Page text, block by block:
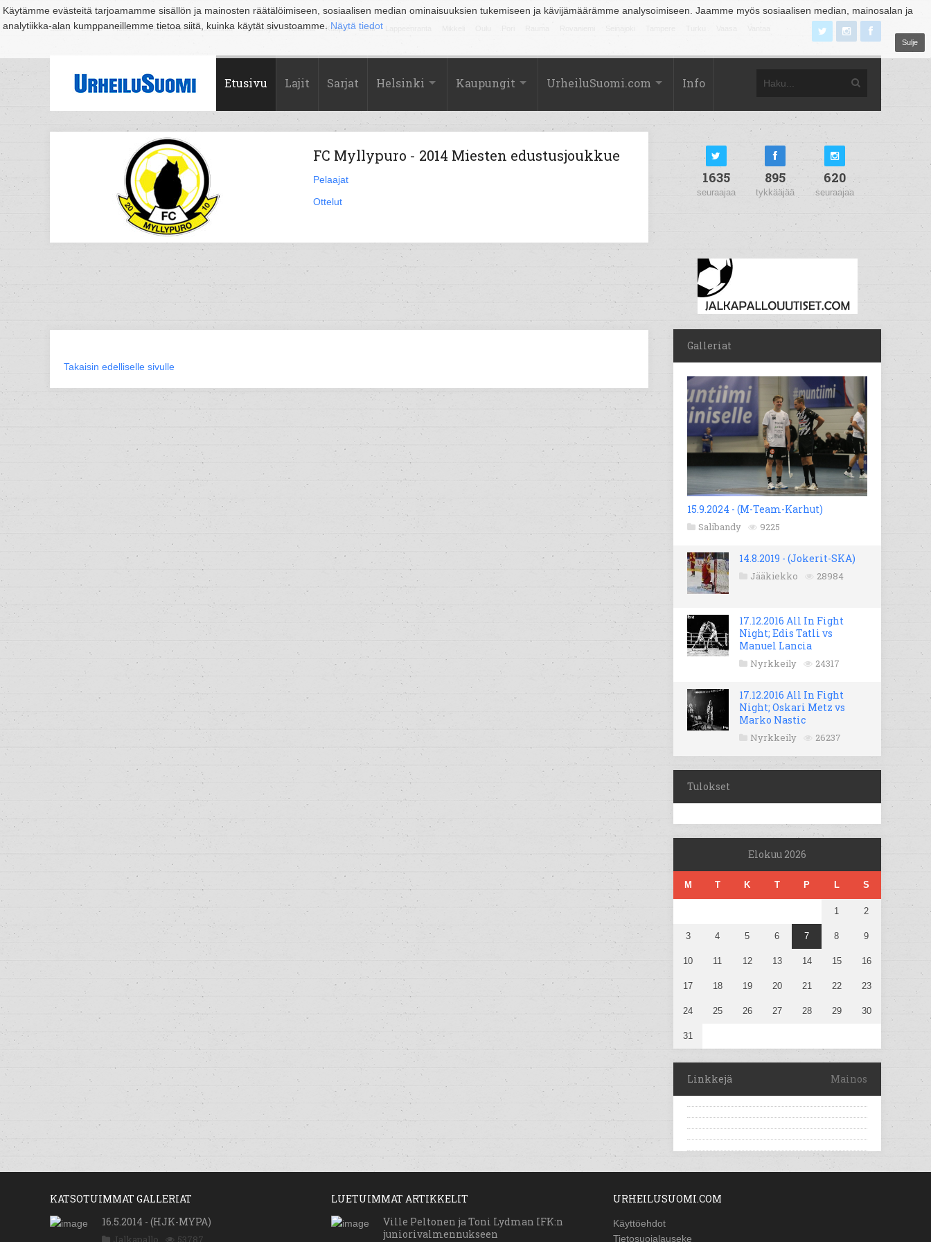
Käytämme evästeitä tarjoamamme sisällön ja mainosten räätälöimiseen, sosiaalisen median ominaisuuksien tukemiseen ja kävijämäärämme analysoimiseen. Jaamme myös sosiaalisen median, mainosalan ja
analytiikka-alan kumppaneillemme tietoa siitä, kuinka käytät sivustoamme. Näytä tiedot
Sulje
Suomi Espoo Helsinki Hämeenlinna Joensuu Jyväskylä Kouvola Kuopio Lahti
Etusivu Lajit Sarjat Helsinki Kaupungit UrheiluSuomi.com Info
FC Myllypuro - 2014 Miesten edustusjoukkue
Pelaajat
Ottelut
Takaisin edelliselle sivulle
1635
seuraajaa
895
tykkääjää
620
seuraajaa
Galleriat
15.9.2024 - (M-Team-Karhut)
Salibandy 9225
14.8.2019 - (Jokerit-SKA)
Jääkiekko 28984
17.12.2016 All In Fight
Night; Edis Tatli vs
Manuel Lancia
Nyrkkeily 24317
17.12.2016 All In Fight
Night; Oskari Metz vs
Marko Nastic
Nyrkkeily 26237
Tulokset
Elokuu 2026
M T K T P L S
1 2
3 4 5 6 7 8 9
10 11 12 13 14 15 16
17 18 19 20 21 22 23
24 25 26 27 28 29 30
31
Linkkejä Mainos
KATSOTUIMMAT GALLERIAT
16.5.2014 - (HJK-MYPA)
Jalkapallo 53787
LUETUIMMAT ARTIKKELIT
Ville Peltonen ja Toni Lydman IFK:n
juniorivalmennukseen
URHEILUSUOMI.COM
Käyttöehdot
Tietosuojalauseke